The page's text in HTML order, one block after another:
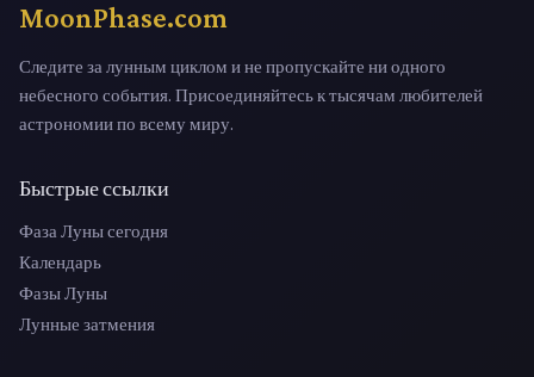
MoonPhase.com
Следите за лунным циклом и не пропускайте ни одного
небесного события. Присоединяйтесь к тысячам любителей
астрономии по всему миру.
Быстрые ссылки
Фаза Луны сегодня
Календарь
Фазы Луны
Лунные затмения